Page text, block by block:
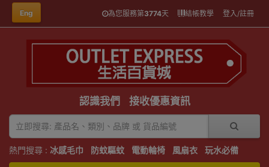
Eng 為您服務第3774天 結帳教學 登入/註冊
認識我們 接收優惠資訊
熱門搜尋 : 冰感毛巾 防蚊驅蚊 電動輪椅 風扇衣 玩水必備